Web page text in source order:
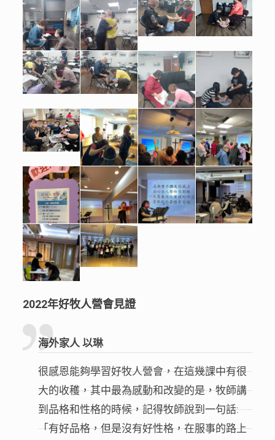
2022年好牧人營會見證
海外家人 以琳
很感恩能夠學習好牧人營會，在這幾課中有很
大的收穫，其中最為感動和改變的是，牧師講
到品格和性格的時候，記得牧師說到一句話:
「有好品格，但是沒有好性格，在服事的路上